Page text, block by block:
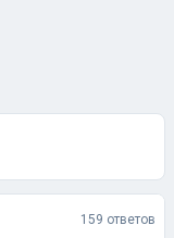
159 ответов